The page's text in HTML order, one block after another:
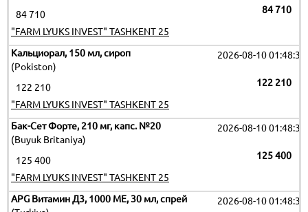
84 710
84 710
"FARM LYUKS INVEST" TASHKENT 25
Кальциорал, 150 мл, сироп
(Pokiston)
2026-08-10 01:48:35
122 210
122 210
"FARM LYUKS INVEST" TASHKENT 25
Бак-Сет Форте, 210 мг, капс. №20
(Buyuk Britaniya)
2026-08-10 01:48:35
125 400
125 400
"FARM LYUKS INVEST" TASHKENT 25
APG Витамин Д3, 1000 МЕ, 30 мл, спрей
2026-08-10 01:48:35